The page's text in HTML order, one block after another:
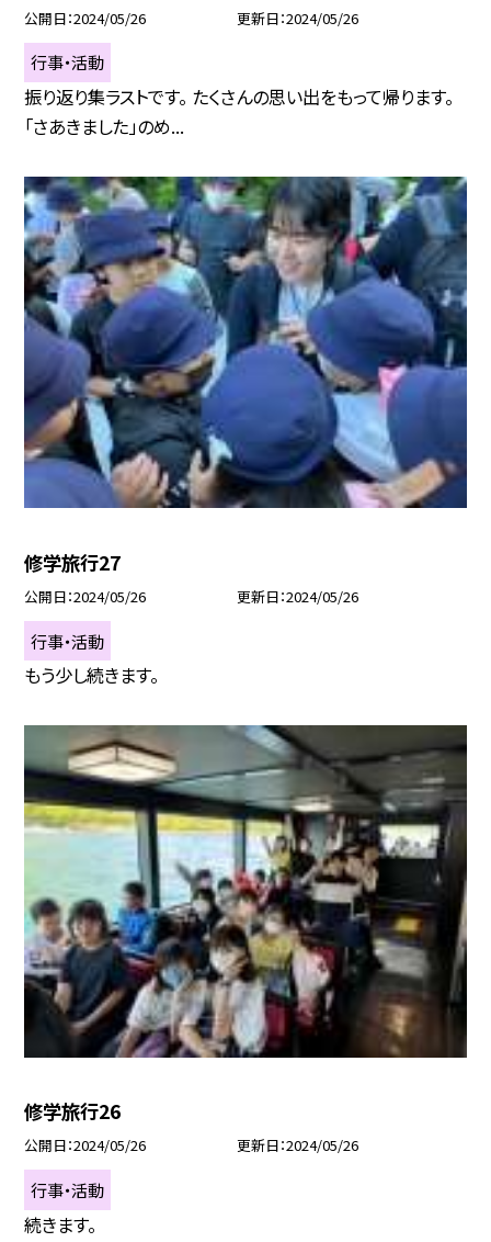
公開日 2024/05/26 更新日 2024/05/26
行事・活動
振り返り集ラストです。 たくさんの思い出をもって帰ります。
「さあきました」のめ...
修学旅行27
公開日 2024/05/26 更新日 2024/05/26
行事・活動
もう少し続きます。
修学旅行26
公開日 2024/05/26 更新日 2024/05/26
行事・活動
続きます。